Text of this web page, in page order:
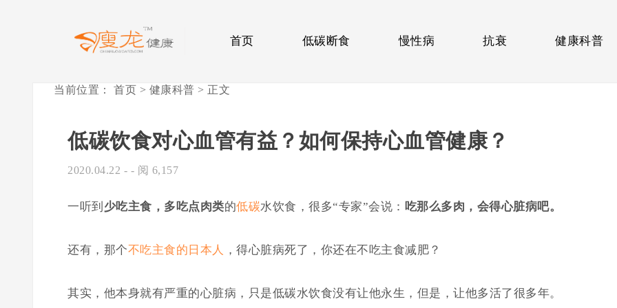
首页 低碳断食 慢性病 抗衰 健康科普
当前位置： 首页 > 健康科普 > 正文
低碳饮食对心血管有益？如何保持心血管健康？
2020.04.22 - - 阅 6,157
一听到 少吃主食，多吃点肉类的低碳水饮食，很多“专家”会说： 吃那么多肉，会得心脏病吧。
还有，那个不吃主食的日本人 ，得心脏病死了，你还在不吃主食减肥？
其实，他本身就有严重的心脏病，只是低碳水饮食没有让他永生，但是，让他多活了很多年。